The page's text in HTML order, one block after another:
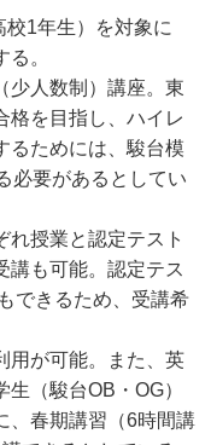
1年生）を対象に
。
人数制）講座。東
格を目指し、ハイレ
るためには、駿台模
必要があるとしてい
授業と認定テスト
講も可能。認定テス
できるため、受講希
用が可能。また、英
（駿台OB・OG）
、春期講習（6時間講